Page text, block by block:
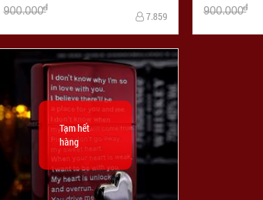
900.000đ
7.859 900.000đ
Tạm hết
hàng